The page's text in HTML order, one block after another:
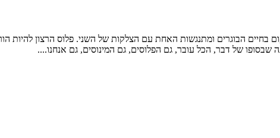
בחיים הבוגרים ומתנגשות האחת עם הצלקות של השני. פלוס הרצון להיות
שבסופו של דבר, הכל עובר, גם הפלוסים, גם המינוסים, גם אנחנו....